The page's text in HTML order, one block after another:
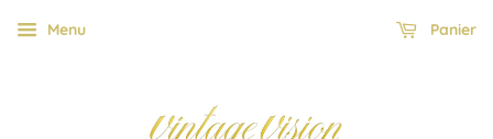
Menu Panier